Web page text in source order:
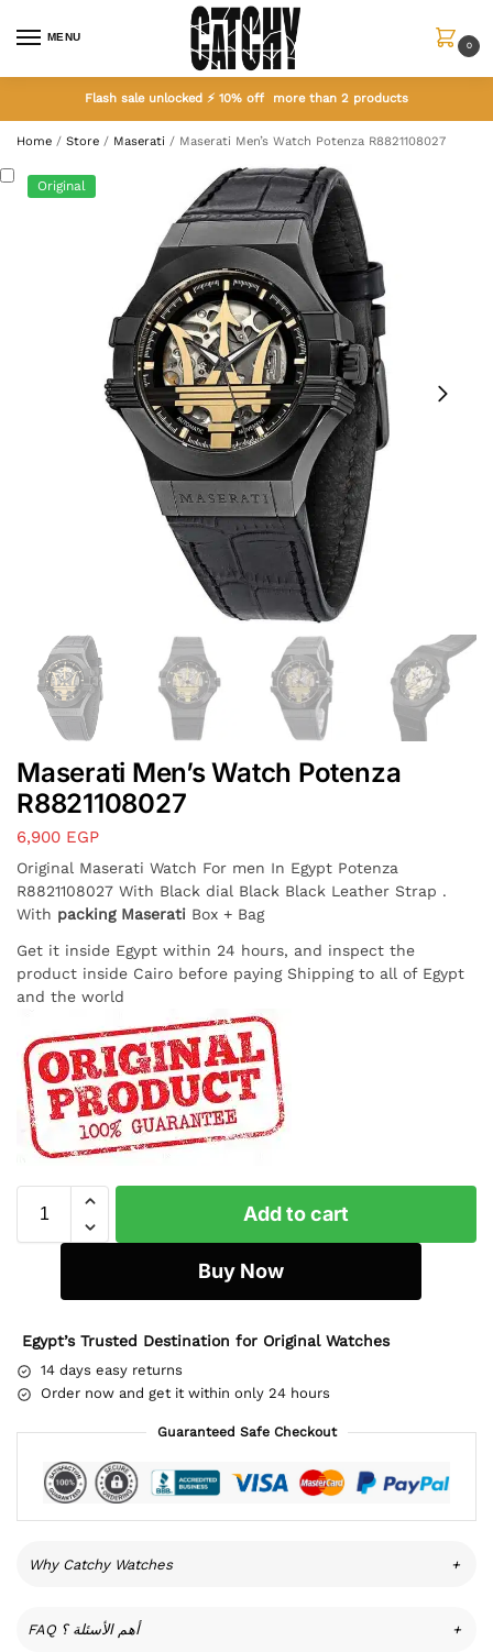
MENU
0
Flash sale unlocked ⚡ 10% off more than 2 products
Home / Store / Maserati / Maserati Men’s Watch Potenza R8821108027
Original
Maserati Men’s Watch Potenza
R8821108027
6,900 EGP
Original Maserati Watch For men In Egypt Potenza
R8821108027 With Black dial Black Black Leather Strap .
With packing Maserati Box + Bag
Get it inside Egypt within 24 hours, and inspect the
product inside Cairo before paying Shipping to all of Egypt
and the world
Add to cart
Buy Now
Egypt’s Trusted Destination for Original Watches
14 days easy returns
Order now and get it within only 24 hours
Guaranteed Safe Checkout
Why Catchy Watches +
FAQ أهم الأسئلة ؟ +